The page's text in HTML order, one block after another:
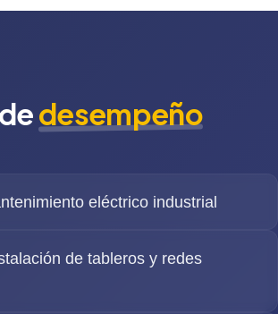
desempeño
eléctrico industrial
de tableros y redes